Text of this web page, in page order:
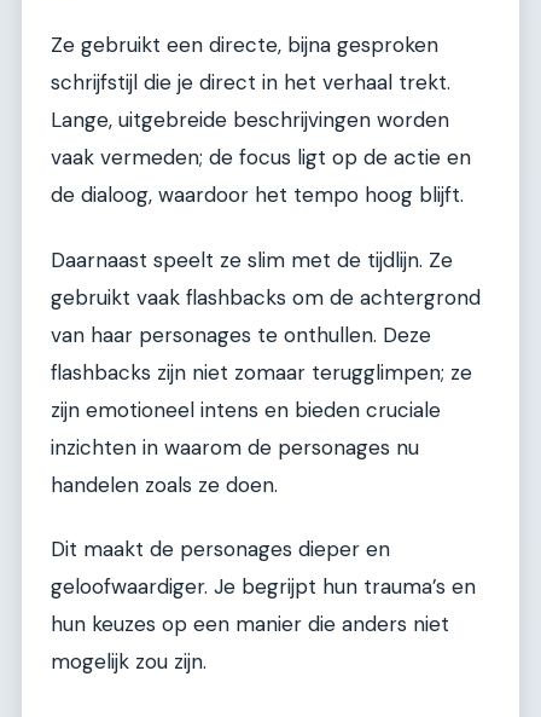
Ze gebruikt een directe, bijna gesproken
schrijfstijl die je direct in het verhaal trekt.
Lange, uitgebreide beschrijvingen worden
vaak vermeden; de focus ligt op de actie en
de dialoog, waardoor het tempo hoog blijft.
Daarnaast speelt ze slim met de tijdlijn. Ze
gebruikt vaak flashbacks om de achtergrond
van haar personages te onthullen. Deze
flashbacks zijn niet zomaar terugglimpen; ze
zijn emotioneel intens en bieden cruciale
inzichten in waarom de personages nu
handelen zoals ze doen.
Dit maakt de personages dieper en
geloofwaardiger. Je begrijpt hun trauma’s en
hun keuzes op een manier die anders niet
mogelijk zou zijn.